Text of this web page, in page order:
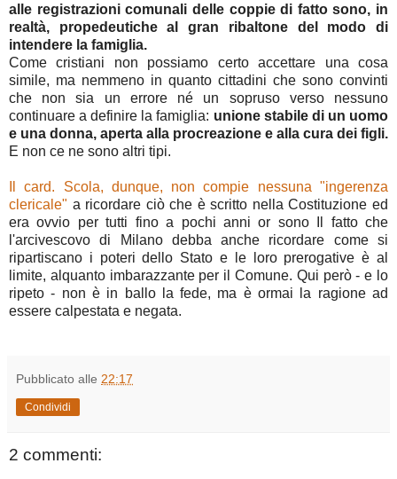
alle registrazioni comunali delle coppie di fatto sono, in
realtà, propedeutiche al gran ribaltone del modo di
intendere la famiglia.
Come cristiani non possiamo certo accettare una cosa
simile, ma nemmeno in quanto cittadini che sono convinti
che non sia un errore né un sopruso verso nessuno
continuare a definire la famiglia: unione stabile di un uomo
e una donna, aperta alla procreazione e alla cura dei figli.
E non ce ne sono altri tipi.
Il card. Scola, dunque, non compie nessuna "ingerenza
clericale" a ricordare ciò che è scritto nella Costituzione ed
era ovvio per tutti fino a pochi anni or sono Il fatto che
l'arcivescovo di Milano debba anche ricordare come si
ripartiscano i poteri dello Stato e le loro prerogative è al
limite, alquanto imbarazzante per il Comune. Qui però - e lo
ripeto - non è in ballo la fede, ma è ormai la ragione ad
essere calpestata e negata.
Pubblicato alle 22:17
Condividi
2 commenti: